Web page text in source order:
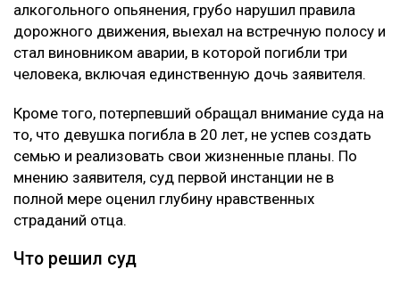
алкогольного опьянения, грубо нарушил правила
дорожного движения, выехал на встречную полосу и
стал виновником аварии, в которой погибли три
человека, включая единственную дочь заявителя.
Кроме того, потерпевший обращал внимание суда на
то, что девушка погибла в 20 лет, не успев создать
семью и реализовать свои жизненные планы. По
мнению заявителя, суд первой инстанции не в
полной мере оценил глубину нравственных
страданий отца.
Что решил суд